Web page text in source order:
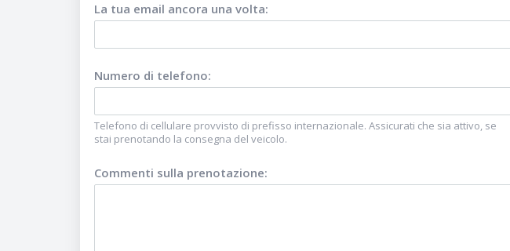
La tua email ancora una volta:
Numero di telefono:
Telefono di cellulare provvisto di prefisso internazionale. Assicurati che sia attivo, se
stai prenotando la consegna del veicolo.
Commenti sulla prenotazione: